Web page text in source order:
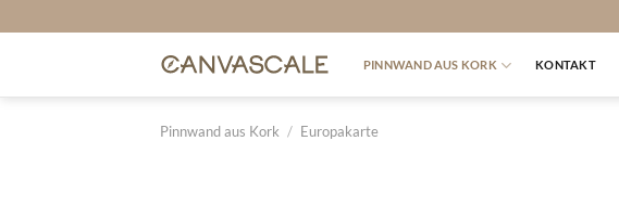
Inhalt
PINNWAND AUS KORK KONTAKT
Pinnwand aus Kork / Europakarte